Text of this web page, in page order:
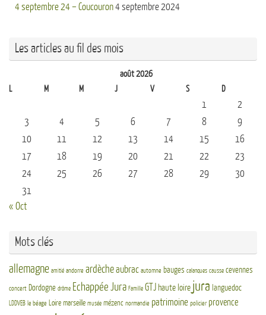
4 septembre 24 – Coucouron4 septembre 2024
Les articles au fil des mois
août 2026
L
M M J V S D
1
2
3
4 5 6 7 8
9
10
11 12 13 14 15
16
17
18 19 20 21 22
23
24
25 26 27 28 29
30
31
« Oct
Mots clés
allemagne amitié andorre ardècheaubrac automne bauges calanques causse cevennes
concert Dordogne drôme Echappée Jura Famille GTJ haute loire jura languedoc
LDDVEB le béage Loire marseille musée mézenc normandie patrimoine policier provence